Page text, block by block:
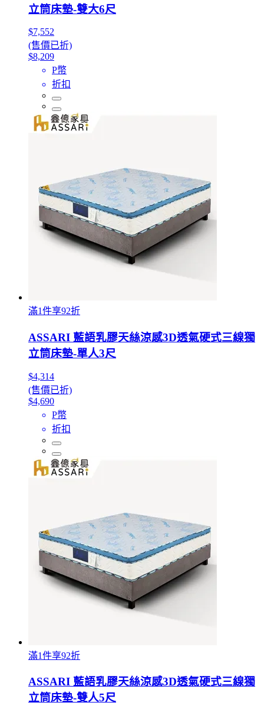
立筒床墊-雙大6尺
$7,552
(售價已折)
$8,209
P幣
折扣
滿1件享92折
ASSARI 藍語乳膠天絲涼感3D透氣硬式三線獨
立筒床墊-單人3尺
$4,314
(售價已折)
$4,690
P幣
折扣
滿1件享92折
ASSARI 藍語乳膠天絲涼感3D透氣硬式三線獨
立筒床墊-雙人5尺